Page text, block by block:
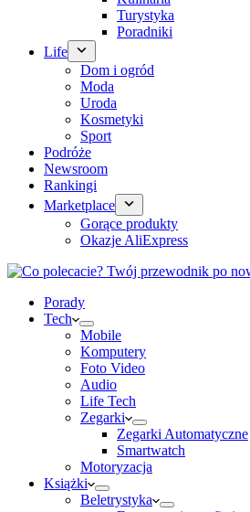
Turystyka
Poradniki
Life
Dom i ogród
Moda
Uroda
Kosmetyki
Sport
Podróże
Newsroom
Rankingi
Marketplace
Gorące produkty
Okazje AliExpress
Porady
Tech
Mobile
Komputery
Foto Video
Audio
Life Tech
Zegarki
Zegarki Automatyczne
Smartwatch
Motoryzacja
Książki
Beletrystyka